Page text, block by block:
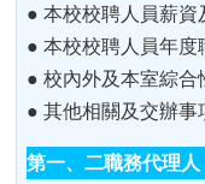
● 本校校聘人員薪資
● 本校校聘人員年度
● 校內外及本室綜合
● 其他相關及交辦事